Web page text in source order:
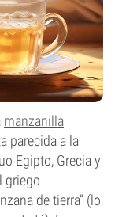
manzanilla
parecida a la
Egipto, Grecia y
griego
de tierra” (lo